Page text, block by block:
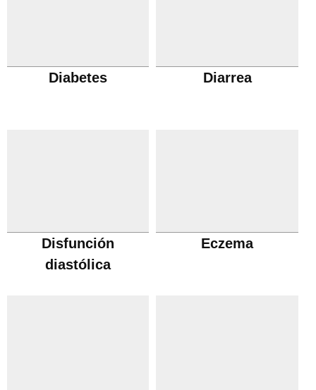
Diabetes Diarrea
Disfunción
diastólica
Eczema